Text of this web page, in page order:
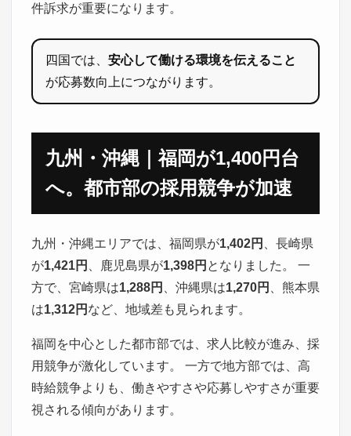
件訴求が重要になります。
四国では、 安心して働ける環境を伝えること
が応募数向上につながります。
九州・沖縄｜福岡が1,400円台
へ。都市部の採用競争が加速
九州・沖縄エリアでは、福岡県が1,402円
、長崎県
が1,421円 、鹿児島県が1,398円 となりました。 一
方で、宮崎県は1,288円 、沖縄県は1,270円
、熊本県
は1,312円 など、地域差も見られます。
福岡を中心とした都市部では、求人比較が進み、採
用競争が激化しています。 一方で地方部では、高
時給競争よりも、働きやすさや応募しやすさが重要
視される傾向があります。